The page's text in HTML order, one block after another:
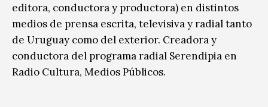
editora, conductora y productora) en distintos
medios de prensa escrita, televisiva y radial tanto
de Uruguay como del exterior. Creadora y
conductora del programa radial Serendipia en
Radio Cultura, Medios Públicos.